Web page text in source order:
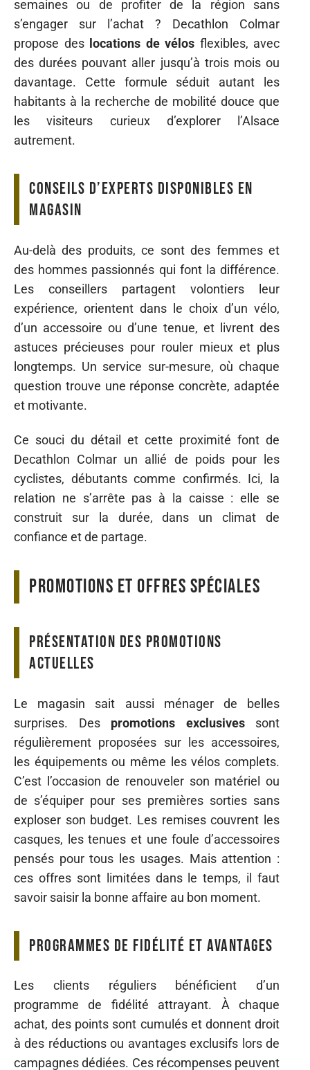
semaines ou de profiter de la région sans
s’engager sur l’achat ? Decathlon Colmar
propose des locations de vélos flexibles, avec
des durées pouvant aller jusqu’à trois mois ou
davantage. Cette formule séduit autant les
habitants à la recherche de mobilité douce que
les visiteurs curieux d’explorer l’Alsace
autrement.
Conseils d’experts disponibles en
magasin
Au-delà des produits, ce sont des femmes et
des hommes passionnés qui font la différence.
Les conseillers partagent volontiers leur
expérience, orientent dans le choix d’un vélo,
d’un accessoire ou d’une tenue, et livrent des
astuces précieuses pour rouler mieux et plus
longtemps. Un service sur-mesure, où chaque
question trouve une réponse concrète, adaptée
et motivante.
Ce souci du détail et cette proximité font de
Decathlon Colmar un allié de poids pour les
cyclistes, débutants comme confirmés. Ici, la
relation ne s’arrête pas à la caisse : elle se
construit sur la durée, dans un climat de
confiance et de partage.
Promotions et offres spéciales
Présentation des promotions
actuelles
Le magasin sait aussi ménager de belles
surprises. Des promotions exclusivessont
régulièrement proposées sur les accessoires,
les équipements ou même les vélos complets.
C’est l’occasion de renouveler son matériel ou
de s’équiper pour ses premières sorties sans
exploser son budget. Les remises couvrent les
casques, les tenues et une foule d’accessoires
pensés pour tous les usages. Mais attention :
ces offres sont limitées dans le temps, il faut
savoir saisir la bonne affaire au bon moment.
Programmes de fidélité et avantages
Les clients réguliers bénéficient d’un
programme de fidélité attrayant. À chaque
achat, des points sont cumulés et donnent droit
à des réductions ou avantages exclusifs lors de
campagnes dédiées. Ces récompenses peuvent